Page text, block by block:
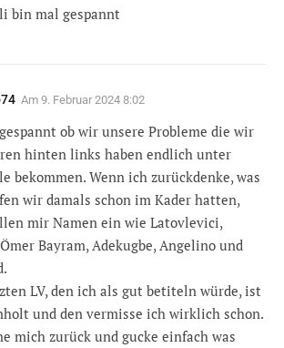
bin mal gespannt
Am 9. Februar 2024 8:02
ob wir unsere Probleme die wir
hinten links haben endlich unter
bekommen. Wenn ich zurückdenke, was
wir damals schon im Kader hatten,
mir Namen ein wie Latovlevici,
Bayram, Adekugbe, Angelino und
LV, den ich als gut betiteln würde, ist
und den vermisse ich wirklich schon.
mich zurück und gucke einfach was